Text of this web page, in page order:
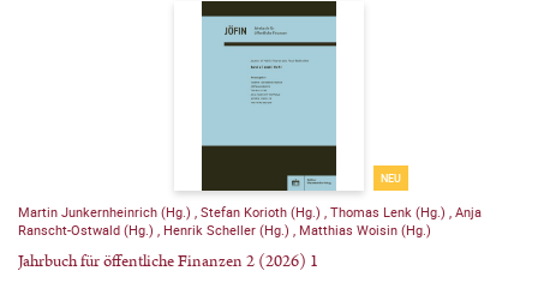
NEU
Martin Junkernheinrich (Hg.) Stefan Korioth (Hg.) Thomas Lenk (Hg.) Anja
Ranscht-Ostwald (Hg.)
Henrik Scheller (Hg.) Matthias Woisin (Hg.)
Jahrbuch für öffentliche Finanzen 2 (2026) 1